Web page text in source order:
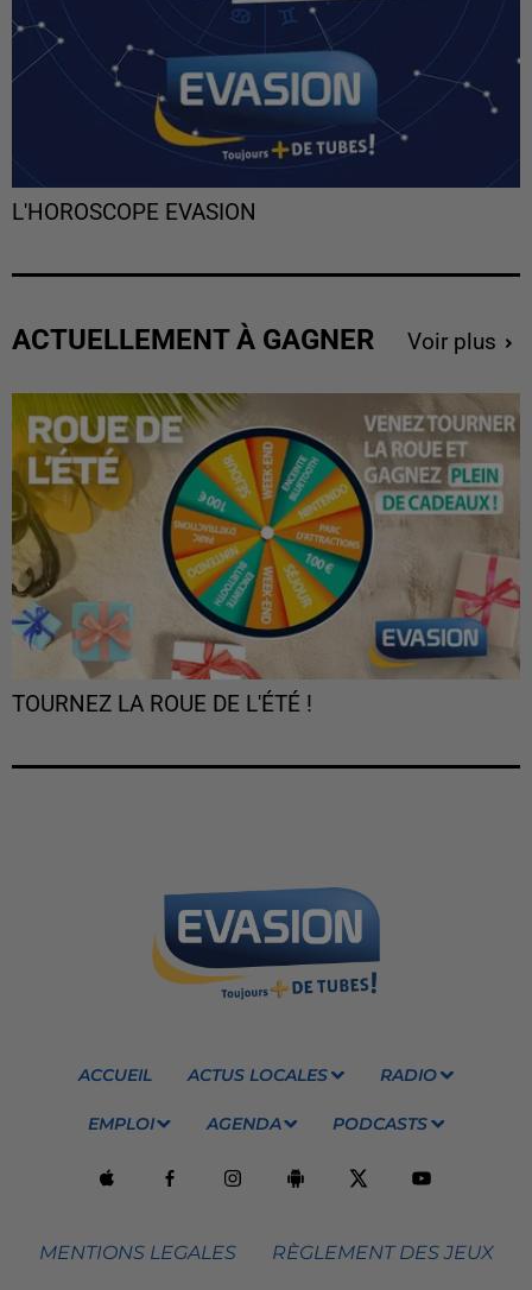
L'HOROSCOPE EVASION
ACTUELLEMENT À GAGNER Voir plus
TOURNEZ LA ROUE DE L'ÉTÉ !
ACCUEIL ACTUS LOCALES RADIO
EMPLOI AGENDA PODCASTS
MENTIONS LEGALES RÈGLEMENT DES JEUX